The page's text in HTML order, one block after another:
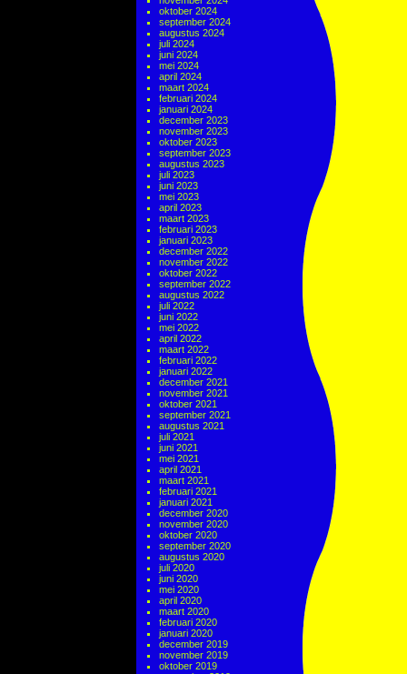
oktober 2024
september 2024
augustus 2024
juli 2024
juni 2024
mei 2024
april 2024
maart 2024
februari 2024
januari 2024
december 2023
november 2023
oktober 2023
september 2023
augustus 2023
juli 2023
juni 2023
mei 2023
april 2023
maart 2023
februari 2023
januari 2023
december 2022
november 2022
oktober 2022
september 2022
augustus 2022
juli 2022
juni 2022
mei 2022
april 2022
maart 2022
februari 2022
januari 2022
december 2021
november 2021
oktober 2021
september 2021
augustus 2021
juli 2021
juni 2021
mei 2021
april 2021
maart 2021
februari 2021
januari 2021
december 2020
november 2020
oktober 2020
september 2020
augustus 2020
juli 2020
juni 2020
mei 2020
april 2020
maart 2020
februari 2020
januari 2020
december 2019
november 2019
oktober 2019